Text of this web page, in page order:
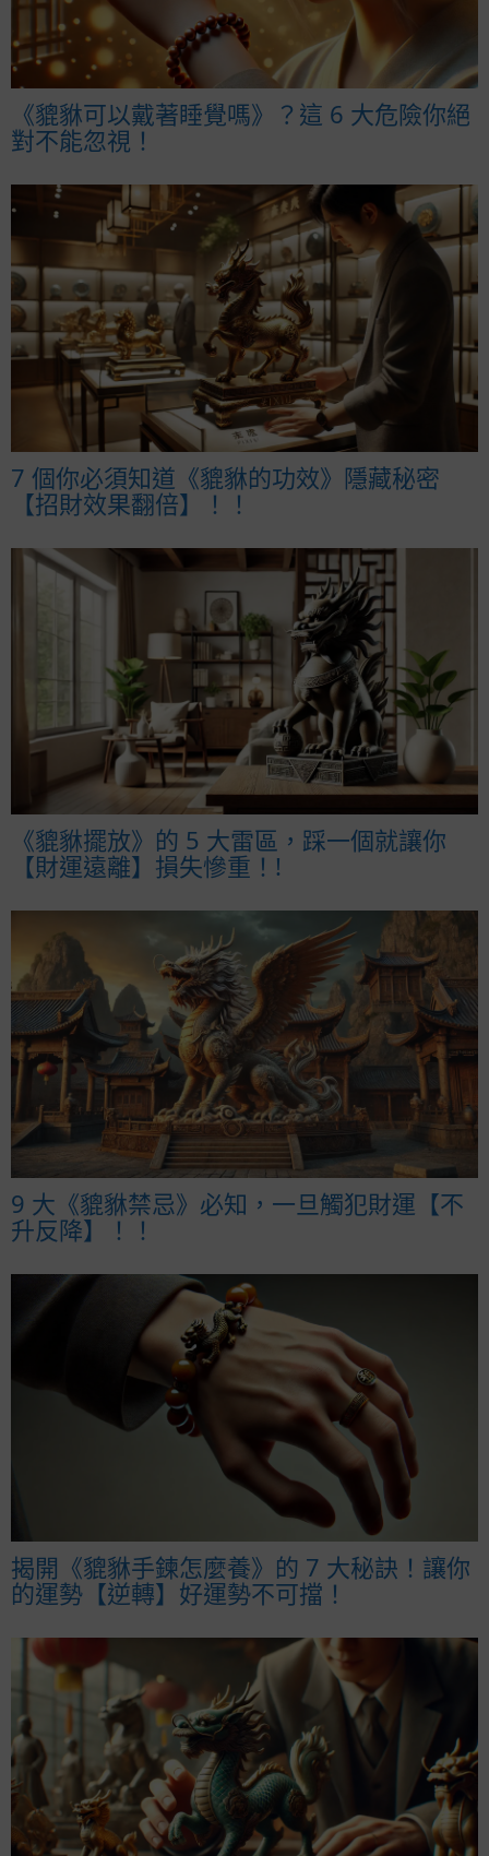
《貔貅可以戴著睡覺嗎》？這 6 大危險你絕
對不能忽視！
7 個你必須知道《貔貅的功效》隱藏秘密
【招財效果翻倍】！！
《貔貅擺放》的 5 大雷區，踩一個就讓你
【財運遠離】損失慘重！!
9 大《貔貅禁忌》必知，一旦觸犯財運【不
升反降】！！
揭開《貔貅手鍊怎麼養》的 7 大秘訣！讓你
的運勢【逆轉】好運勢不可擋！